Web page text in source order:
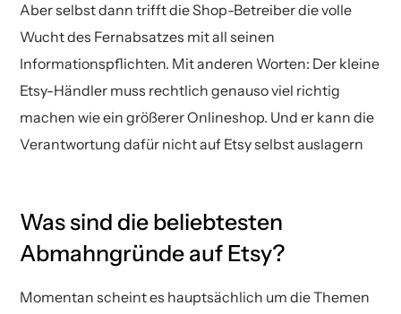
Aber selbst dann trifft die Shop-Betreiber die volle
Wucht des Fernabsatzes mit all seinen
Informationspflichten. Mit anderen Worten: Der kleine
Etsy-Händler muss rechtlich genauso viel richtig
machen wie ein größerer Onlineshop. Und er kann die
Verantwortung dafür nicht auf Etsy selbst auslagern
Was sind die beliebtesten
Abmahngründe auf Etsy?
Momentan scheint es hauptsächlich um die Themen